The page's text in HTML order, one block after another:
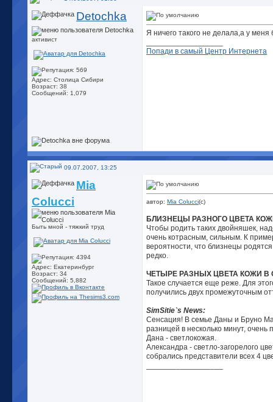
Detochka
активист
Адрес: Столица Сибири
Возраст: 38
Сообщений: 1,079
Я ничего такого не делала,а у
Попади в самый Центр Интернета
09.07.2007, 13:25
Mia
Colucci
Быть мной - тяжкий труд
Адрес: Екатеринбург
Возраст: 34
Сообщений: 5,882
автор: Mia Colucci(с)
БЛИЗНЕЦЫ РАЗНОГО ЦВЕТА
Чтобы родить таких двойняшек,
очень котрасным, сильным. К
вероятности, что близнецы
редко.
ЧЕТЫРЕ РАЗНЫХ ЦВЕТА КОЖИ В
Такое случается еще реже. Для
получились двух промежуточным
SimSitie`s News:
Сенсация! В семье Даны и Бруно
разницей в несколько минут,
Дана - светлокожая.
Александра - светло-загорелого
собрались представители всех 4